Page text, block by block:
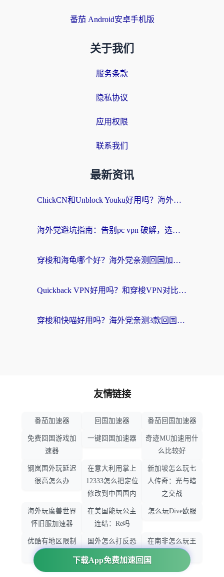
番茄 Android安卓手机版
关于我们
服务条款
隐私协议
应用权限
联系我们
最新资讯
ChickCN和Unblock Youku好用吗？海外党亲测3款回国加速器，附iOS免费选择指南
海外党避坑指南：告别pc vpn 破解，选对回国加速器轻松访问国内资源
穿梭和海龟哪个好？海外党亲测回国加速器，附电脑免费VPN推荐
Quickback VPN好用吗？和穿梭VPN对比哪个回国效果更好？海外党必看的真实测评与选择指南
穿梭和快喵好用吗？海外党亲测3款回国加速器，附日本回国VPN避坑指南
下载App免费加速回国
友情链接
番茄加速器 回国加速器 番茄回国加速器
免费回国游戏加
速器
一键回国加速器
奇迹MU加速用什
么比较好
钢岚国外玩延迟
很高怎么办
在意大利用掌上
12333怎么把定位
修改到中国国内
新加坡怎么玩七
人传奇：光与暗
之交战
海外玩魔兽世界
怀旧服加速器
在美国能玩公主
连结：Re吗
怎么玩Dive欧服
优酷有地区限制
国外怎么打反恐
精英：全球攻势
在南非怎么玩王